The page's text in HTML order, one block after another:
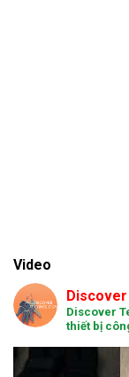
Video
Discover
thiết bị